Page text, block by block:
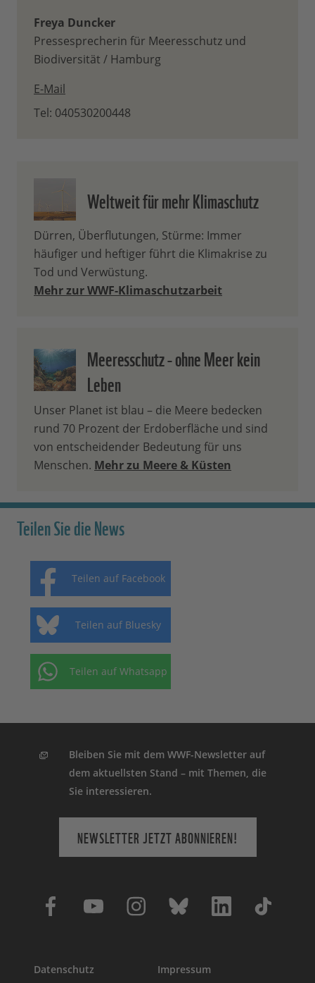
Freya Duncker
Pressesprecherin für Meeresschutz und
Biodiversität / Hamburg
E-Mail
Tel: 040530200448
Weltweit für mehr Klimaschutz
Dürren, Überflutungen, Stürme: Immer
häufiger und heftiger führt die Klimakrise zu
Tod und Verwüstung.
Mehr zur WWF-Klimaschutzarbeit
Meeresschutz - ohne Meer kein
Leben
Unser Planet ist blau – die Meere bedecken
rund 70 Prozent der Erdoberfläche und sind
von entscheidender Bedeutung für uns
Menschen. Mehr zu Meere & Küsten
Teilen Sie die News
Teilen auf Facebook
Teilen auf Bluesky
Teilen auf Whatsapp
Bleiben Sie mit dem WWF-Newsletter auf
dem aktuellsten Stand – mit Themen, die
Sie interessieren.
NEWSLETTER JETZT ABONNIEREN!
Datenschutz Impressum